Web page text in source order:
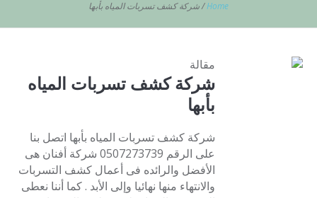
Home
/شركة كشف تسربات المياه بأبها
مقالة
شركة كشف تسربات المياه
بأبها
شركة كشف تسربات المياه بأبها اتصل بنا
على الرقم 0507273739 شركة أفنان هى
الأفضل والرائده فى أعمال كشف التسربات
والانتهاء منها نهائيا وإلى الأبد . كما أننا نعطى